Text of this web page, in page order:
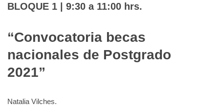
BLOQUE 1 | 9:30 a 11:00 hrs.
“Convocatoria becas
nacionales de Postgrado
2021”
Natalia Vilches.